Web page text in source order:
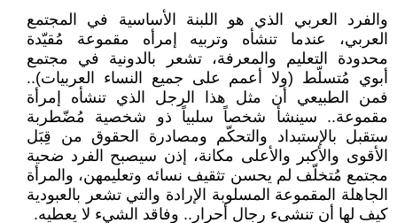
والفرد العربي الذي هو اللبنة الأساسية في المجتمع
العربي، عندما تنشأه وتربيه إمرأه مقموعة مُقيّدة
محدودة التعليم والمعرفة، تشعر بالدونية في مجتمع
أبوي مُتسلّط (ولا أعمم على جميع النساء العربيات)..
فمن الطبيعي أن مثل هذا الرجل الذي تنشأه إمرأة
مقموعة.. سينشأ شخصاً سلبياً ذو شخصية مُضّطربة
ستقبل بالإستبداد والتحكّم ومصادرة الحقوق من قِبَل
الأقوى والأكبر والأعلى مكانة، إذن سيصبح الفرد ضحية
مجتمع مُتخلّف لم يحسن تثقيف نسائه وتعليمهن، والمرأة
الجاهلة المقموعة المسلوبة الإرادة والتي تشعر بالعبودية
كيف لها أن تنشىء رجال أحرار.. وفاقد الشيء لا يعطيه.